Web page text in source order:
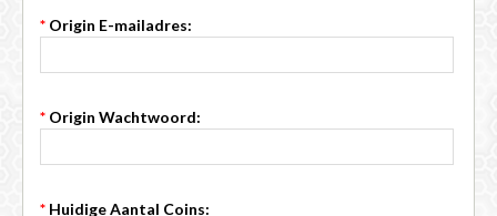
* Origin E-mailadres:
* Origin Wachtwoord:
* Huidige Aantal Coins: